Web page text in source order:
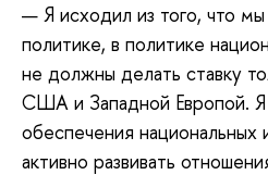
— Я исходил из того, что
политике, в политике
не должны делать ставку
США и Западной Европой. Я
обеспечения национальных
активно развивать